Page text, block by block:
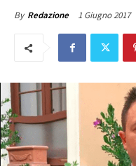
By Redazione 1 Giugno 2017